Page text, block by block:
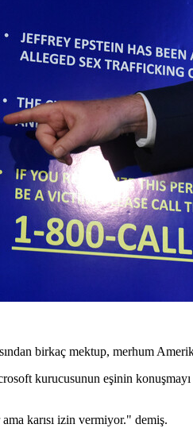
birkaç mektup, merhum
kurucusunun eşinin
karısı izin vermiyor." demiş.